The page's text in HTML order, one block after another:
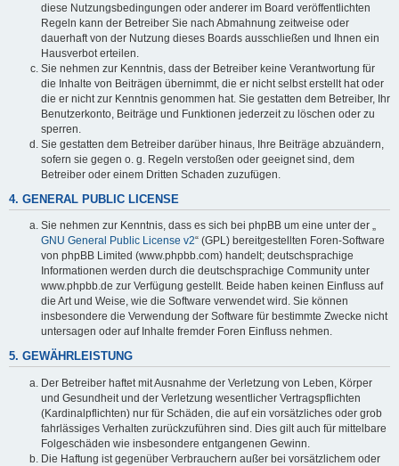
diese Nutzungsbedingungen oder anderer im Board veröffentlichten
Regeln kann der Betreiber Sie nach Abmahnung zeitweise oder
dauerhaft von der Nutzung dieses Boards ausschließen und Ihnen ein
Hausverbot erteilen.
Sie nehmen zur Kenntnis, dass der Betreiber keine Verantwortung für
die Inhalte von Beiträgen übernimmt, die er nicht selbst erstellt hat oder
die er nicht zur Kenntnis genommen hat. Sie gestatten dem Betreiber, Ihr
Benutzerkonto, Beiträge und Funktionen jederzeit zu löschen oder zu
sperren.
Sie gestatten dem Betreiber darüber hinaus, Ihre Beiträge abzuändern,
sofern sie gegen o. g. Regeln verstoßen oder geeignet sind, dem
Betreiber oder einem Dritten Schaden zuzufügen.
4. GENERAL PUBLIC LICENSE
Sie nehmen zur Kenntnis, dass es sich bei phpBB um eine unter der „
GNU General Public License v2“ (GPL) bereitgestellten Foren-Software
von phpBB Limited (www.phpbb.com) handelt; deutschsprachige
Informationen werden durch die deutschsprachige Community unter
www.phpbb.de zur Verfügung gestellt. Beide haben keinen Einfluss auf
die Art und Weise, wie die Software verwendet wird. Sie können
insbesondere die Verwendung der Software für bestimmte Zwecke nicht
untersagen oder auf Inhalte fremder Foren Einfluss nehmen.
5. GEWÄHRLEISTUNG
Der Betreiber haftet mit Ausnahme der Verletzung von Leben, Körper
und Gesundheit und der Verletzung wesentlicher Vertragspflichten
(Kardinalpflichten) nur für Schäden, die auf ein vorsätzliches oder grob
fahrlässiges Verhalten zurückzuführen sind. Dies gilt auch für mittelbare
Folgeschäden wie insbesondere entgangenen Gewinn.
Die Haftung ist gegenüber Verbrauchern außer bei vorsätzlichem oder